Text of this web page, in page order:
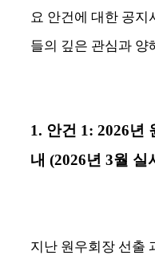
요 안건에 대한 공지
들의 깊은 관심과 양
1. 안건 1: 2026년
내 (2026년 3월 실
지난 원우회장 선출